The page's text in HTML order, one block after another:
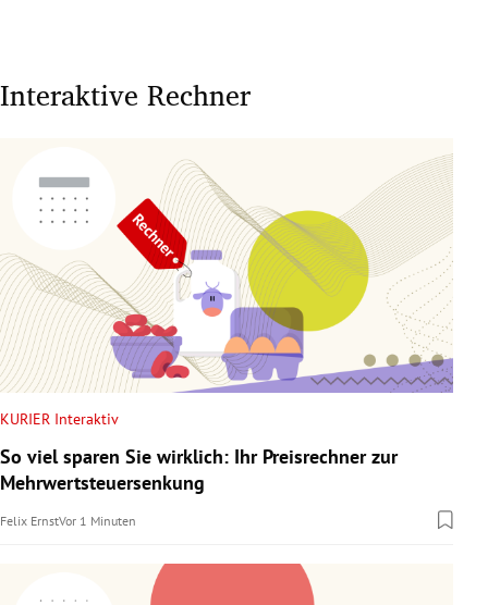
Interaktive Rechner
KURIER Interaktiv
So viel sparen Sie wirklich: Ihr Preisrechner zur
Mehrwertsteuersenkung
Felix ErnstVor 1 Minuten